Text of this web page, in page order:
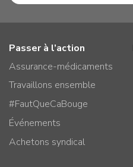
Passer à l’action
Assurance-médicaments
Travaillons ensemble
#FautQueCaBouge
Événements
Achetons syndical